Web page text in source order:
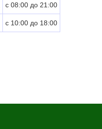
с 08:00 до 21:00
с 10:00 до 18:00